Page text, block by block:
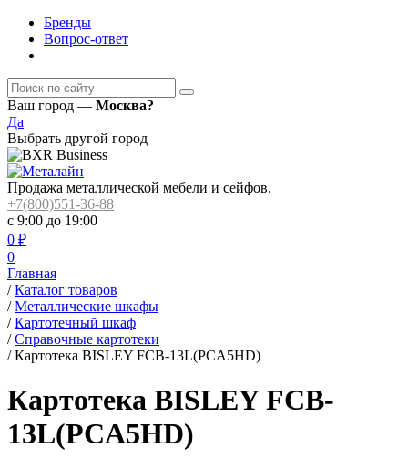
Бренды
Вопрос-ответ
Ваш город — Москва?
Да
Выбрать другой город
Продажа металлической мебели и сейфов.
+7(800)551-36-88
с 9:00 до 19:00
0 ₽
0
Главная
/ Каталог товаров
/ Металлические шкафы
/ Картотечный шкаф
/ Справочные картотеки
/ Картотека BISLEY FCB-13L(PCA5HD)
Картотека BISLEY FCB-
13L(PCA5HD)